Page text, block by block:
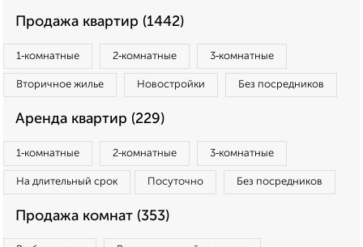
Продажа квартир (1442)
1‑комнатные 2‑комнатные 3‑комнатные
Вторичное жилье Новостройки Без посредников
Аренда квартир (229)
1‑комнатные 2‑комнатные 3‑комнатные
На длительный срок Посуточно Без посредников
Продажа комнат (353)